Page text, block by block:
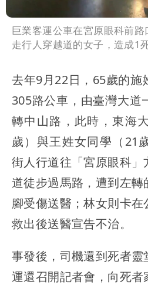
巨業客運公車在宮原眼科前
走行人穿越道的女子，造成1
去年9月22日，65歲的施
305路公車，由臺灣大道
轉中山路，此時，東海
歲）與王姓女同學（21
街人行道往「宮原眼科
道徒步過馬路，遭到左
腳受傷送醫；林女則卡在
救出後送醫宣告不治。
事發後，司機還到死者
運還召開記者會，向死